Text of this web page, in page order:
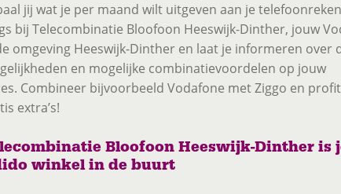
jij wat je per maand wilt uitgeven aan je
bij Telecombinatie Bloofoon Heeswijk-Dinther, jouw
omgeving Heeswijk-Dinther en laat je informeren over
en mogelijke combinatievoordelen op jouw
Combineer bijvoorbeeld Vodafone met Ziggo en
extra’s!
Bloofoon Heeswijk-Dinther is
winkel in de buurt